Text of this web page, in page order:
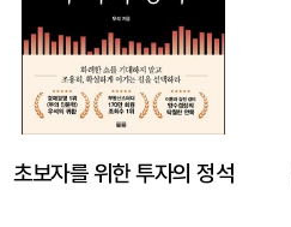
초보자를 위한 투자의 정석